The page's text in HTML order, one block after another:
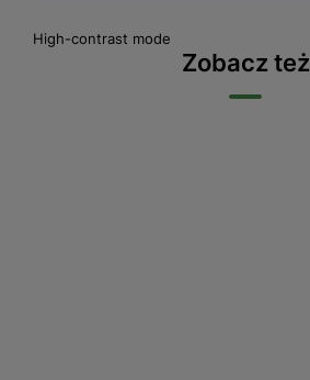
High-contrast mode
Zobacz też